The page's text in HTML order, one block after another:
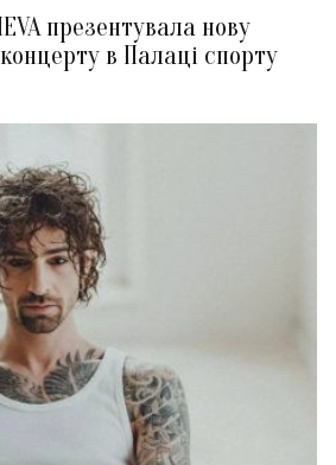
презентувала нову
в Палаці спорту